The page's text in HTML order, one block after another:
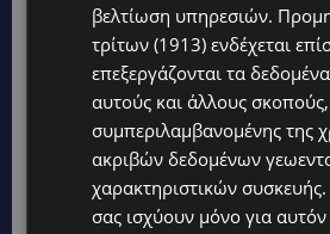
Topics
UPDATES
ΤΑΣΟΣ ΧΑΤΖΗΓΙΟΒΑΝΗΣ: Η
12χρονου Δημήτρη και η δωρεά των
STORIES
βελτίωση υπηρεσιών.
τρίτων (1913) ενδέχεται
επεξεργάζονται τα
αυτούς και άλλους σκοπούς,
συμπεριλαμβανομένης της
ακριβών δεδομένων
χαρακτηριστικών συσκευής.
σας ισχύουν μόνο για